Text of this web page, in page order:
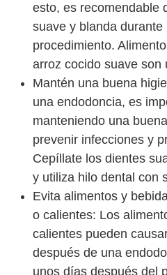
esto, es recomendable
suave y blanda
procedimiento.
arroz cocido suave son
Mantén una buena
una endodoncia, es
manteniendo una
prevenir infecciones y
Cepíllate los dientes
y utiliza hilo dental con
Evita alimentos y
o calientes: Los
calientes pueden
después de una
unos días después del